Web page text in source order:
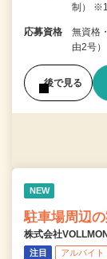
制）
応募資格
無資格
由2号）
後で見る
NEW
駐車場周辺
株式会社
注目 アルバイト